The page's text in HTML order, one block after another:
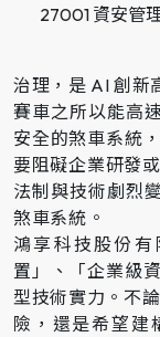
27001 資安管
治理，是 AI 創新
賽車之所以能高
安全的煞車系統
要阻礙企業研發
法制與技術劇烈
煞車系統。
鴻享科技股份
置」、「企業級
型技術實力。不
險，還是希望建